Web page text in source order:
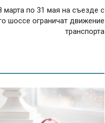
марта по 31 мая на съезде с
шоссе ограничат движение
транспорта